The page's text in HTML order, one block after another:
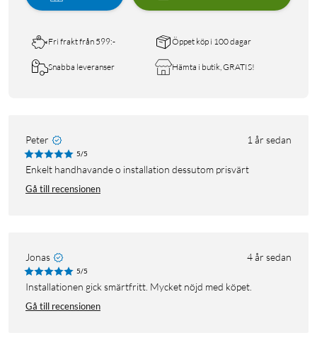
Fri frakt från 599:- Öppet köp i 100 dagar
Snabba leveranser Hämta i butik, GRATIS!
Peter 1 år sedan
5/5
Enkelt handhavande o installation dessutom prisvärt
Gå till recensionen
Jonas 4 år sedan
5/5
Installationen gick smärtfritt. Mycket nöjd med köpet.
Gå till recensionen